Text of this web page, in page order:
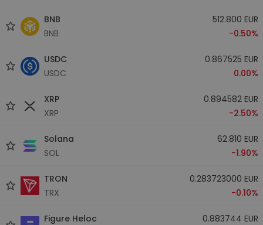
BNB
BNB
512.800 EUR
-0.50%
USDC
USDC
0.867525 EUR
0.00%
XRP
XRP
0.894582 EUR
-2.50%
Solana
SOL
62.810 EUR
-1.90%
TRON
TRX
0.283723000 EUR
-0.10%
Figure Heloc
0.883744 EUR